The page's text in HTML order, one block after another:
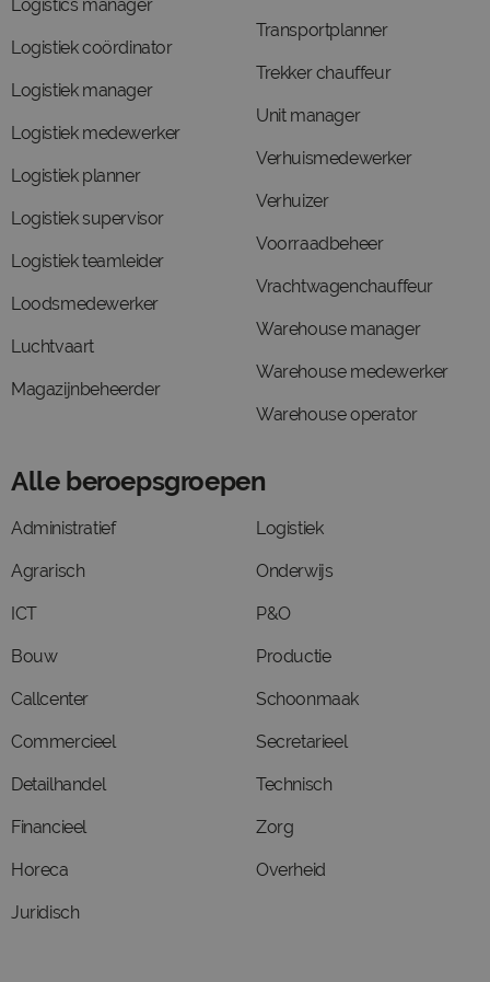
Logistics manager
Logistiek coördinator
Logistiek manager
Logistiek medewerker
Logistiek planner
Logistiek supervisor
Logistiek teamleider
Loodsmedewerker
Luchtvaart
Magazijnbeheerder
Transportplanner
Trekker chauffeur
Unit manager
Verhuismedewerker
Verhuizer
Voorraadbeheer
Vrachtwagenchauffeur
Warehouse manager
Warehouse medewerker
Warehouse operator
Alle beroepsgroepen
Administratief
Agrarisch
ICT
Bouw
Callcenter
Commercieel
Detailhandel
Financieel
Horeca
Juridisch
Logistiek
Onderwijs
P&O
Productie
Schoonmaak
Secretarieel
Technisch
Zorg
Overheid